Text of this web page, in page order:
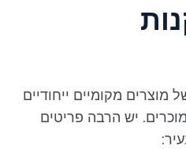
מקומיים ייחודיים
יש הרבה פריטים